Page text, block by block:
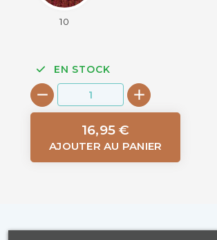
10
EN STOCK
16,95 €
AJOUTER AU PANIER